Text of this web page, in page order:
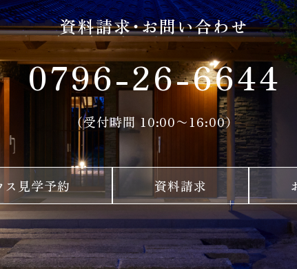
資料請求・お問い合わせ
0796-26-6644
（受付時間 10:00〜16:00）
見学予約 資料請求